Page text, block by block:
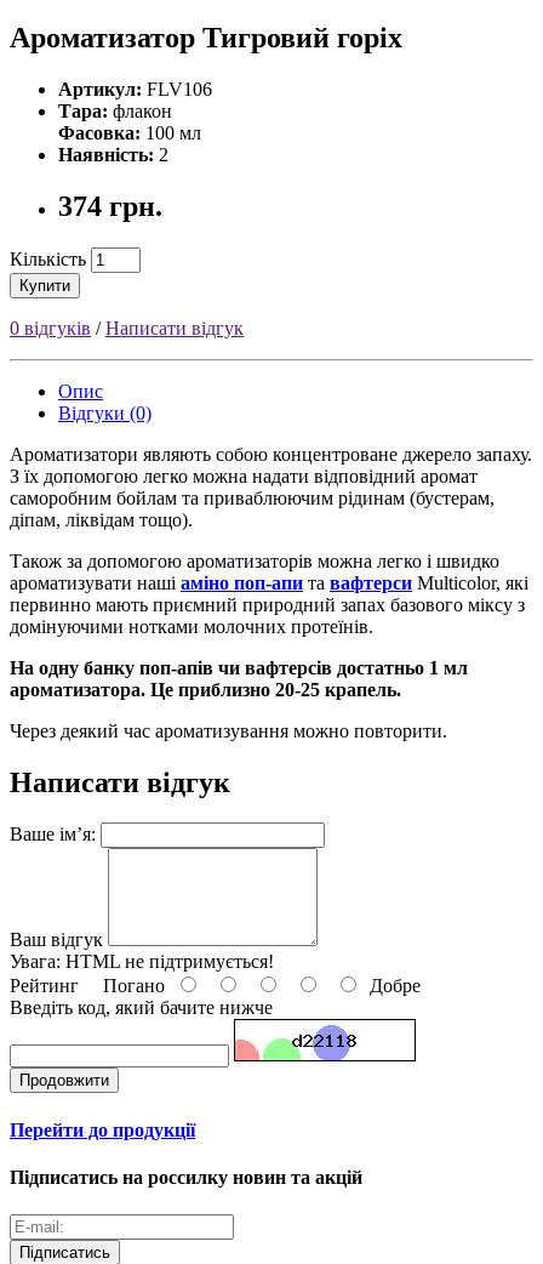
Ароматизатор Тигровий горіх
Артикул: FLV106
Тара: флакон
Фасовка: 100 мл
Наявність: 2
374 грн.
Кількість
Купити
0 відгуків /Написати відгук
Опис
Відгуки (0)
Ароматизатори являють собою концентроване джерело запаху.
З їх допомогою легко можна надати відповідний аромат
саморобним бойлам та приваблюючим рідинам (бустерам,
діпам, ліквідам тощо).
Також за допомогою ароматизаторів можна легко і швидко
ароматизувати наші аміно поп-апи та вафтерси Multicolor, які
первинно мають приємний природний запах базового міксу з
домінуючими нотками молочних протеїнів.
На одну банку поп-апів чи вафтерсів достатньо 1 мл
ароматизатора. Це приблизно 20-25 крапель.
Через деякий час ароматизування можно повторити.
Написати відгук
Ваше ім’я:
Ваш відгук
Увага: HTML не підтримується!
Рейтинг Погано
Добре
Введіть код, який бачите нижче
Продовжити
Перейти до продукції
Підписатись на россилку новин та акцій
Підписатись